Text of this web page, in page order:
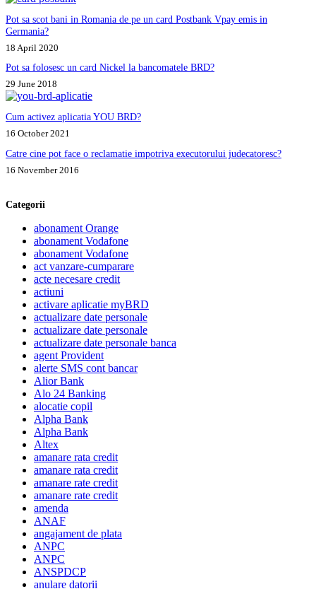
Pot sa scot bani in Romania de pe un card Postbank Vpay emis in
Germania?
18 April 2020
Pot sa folosesc un card Nickel la bancomatele BRD?
29 June 2018
Cum activez aplicatia YOU BRD?
16 October 2021
Catre cine pot face o reclamatie impotriva executorului judecatoresc?
16 November 2016
Categorii
abonament Orange
abonament Vodafone
abonament Vodafone
act vanzare-cumparare
acte necesare credit
actiuni
activare aplicatie myBRD
actualizare date personale
actualizare date personale
actualizare date personale banca
agent Provident
alerte SMS cont bancar
Alior Bank
Alo 24 Banking
alocatie copil
Alpha Bank
Alpha Bank
Altex
amanare rata credit
amanare rata credit
amanare rate credit
amanare rate credit
amenda
ANAF
angajament de plata
ANPC
ANPC
ANSPDCP
anulare datorii